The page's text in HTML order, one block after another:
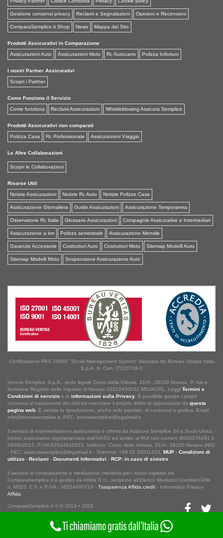
Gestione consensi privacy Reclami e Segnalazioni Opinioni e Recensioni
ComparaSemplice.it Shop News Mappa del Sito
Prodotti Assicurativi in Comparazione
Assicurazioni Auto
Assicurazioni Moto Rc Autocarro Polizza Infortuni
I nostri Partner Assicurativi
Scopri i Partner
Come Funziona il Servizio
Come funziona
Reclami Assicurazioni Whistleblowing Assicura Semplice
Prodotti Assicurativi non comparati
Polizza Casa
Rc Professionale Assicurazioni Viaggio
Le Altre Collaborazioni
Scopri le Collaborazioni
Risorse Utili
Notizie Assicurazioni
Notizie Rc Auto Notizie Polizze Casa
Assicurazione Giornaliera Guide Assicurazioni Assicurazione Temporanea
Osservatorio Rc Italia Glossario Assicurazioni Compagnie Assicurative e Intermediari
Assicurazione a km Polizza semestrale Assicurazione Mensile
Garanzie Accessorie Costruttori Auto Costruttori Moto Sitemap Modelli Auto
Sitemap Modelli Moto Sospensione Assicurazione Auto
Certificazione PAS 24000 "Social Management System" rilasciata da Bureau Veritas Italia
S.p.A. N. Cert. IT333718-1
Innova Semplice S.p.A., sede legale Corso della Vittoria, 31/A - 28100 Novara. P. Iva e
Iscrizione Registro delle Imprese di Novara 02312430032 M5UXCR1. Leggi Termini e
Condizioni di servizio e le informazioni sulla Privacy. È possibile gestire i propri
consensi al trattamento dei dati ed esercitare il proprio diritto di opposizione da questa
pagina web. È vietata la riproduzione, anche solo parziale, di contenuti e grafica. Email:
info@innovasemplice.it; PEC: innovasemplice@legalmail.it
Il servizio di intermediazione assicurativa è offerto da Assicura Semplice Srl a Socio Unico,
broker assicurativo regolamentato dall'IVASS ed iscritto al RUI con numero B000576481 il
09/06/2017, P.IVA 02524610033, Indirizzo: Corso della Vittoria, 31/A - 28100 Novara (NO)
- PEC: assicurasemplice@legalmail.it - Telefono: +39 02 20011403. MUP - Condizioni di
utilizzo - Reclami - Documenti Informativi - RCP: in caso di sinistro
Il servizio di comparazione e mediazione creditizia per i mutui ospitato da
ComparaSemplice.it è gestito da Affida S.r.l., iscrizione all'Elenco Mediatori Creditizi OAM
n. M325, C.F. e P.IVA : 06514480729 - Trasparenza Affida.credit - Informativa Privacy
Affida.
ComparaSemplice.it © ® 2013 • 2026